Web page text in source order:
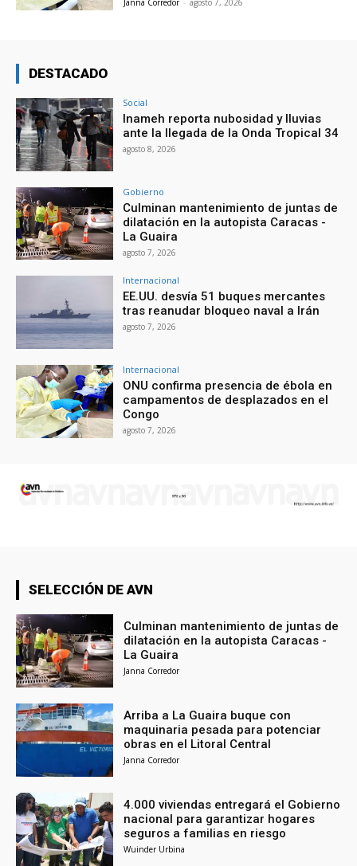
Janna Corredor - agosto 7, 2026
DESTACADO
Social
Inameh reporta nubosidad y lluvias
ante la llegada de la Onda Tropical 34
agosto 8, 2026
Gobierno
Culminan mantenimiento de juntas de
dilatación en la autopista Caracas -
La Guaira
agosto 7, 2026
Internacional
EE.UU. desvía 51 buques mercantes
tras reanudar bloqueo naval a Irán
agosto 7, 2026
Internacional
ONU confirma presencia de ébola en
campamentos de desplazados en el
Congo
agosto 7, 2026
SELECCIÓN DE AVN
Culminan mantenimiento de juntas de
dilatación en la autopista Caracas -
La Guaira
Janna Corredor
Arriba a La Guaira buque con
maquinaria pesada para potenciar
obras en el Litoral Central
Janna Corredor
4.000 viviendas entregará el Gobierno
nacional para garantizar hogares
seguros a familias en riesgo
Wuinder Urbina